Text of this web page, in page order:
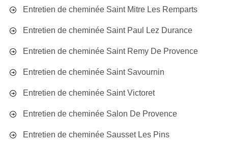
Entretien de cheminée Saint Mitre Les Remparts
Entretien de cheminée Saint Paul Lez Durance
Entretien de cheminée Saint Remy De Provence
Entretien de cheminée Saint Savournin
Entretien de cheminée Saint Victoret
Entretien de cheminée Salon De Provence
Entretien de cheminée Sausset Les Pins